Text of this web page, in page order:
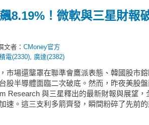
8.19%！微軟與三星財報
文者： CMoney官方
電(2330) 廣達(2382)
市場還壟罩在聯準會鷹派表態、韓國股市
股半導體面臨二次破底。然而，昨夜美股
Research 與三星釋出的最新財報與展望
速。這三支利多箭齊發，瞬間粉碎了先前的